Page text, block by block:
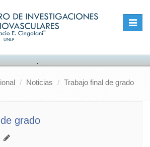
Toggle
.
Noticias Trabajo final de grado
grado